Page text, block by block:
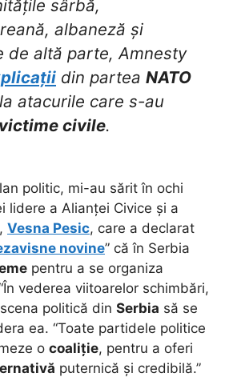
sârbă,
albaneză și
de altă parte, Amnesty
din partea NATO
atacurile care s-au
victime civile.
politic, mi-au sărit în ochi
lidere a Alianței Civice și a
Vesna Pesic, care a declarat
novine” că în Serbia
pentru a se organiza
vederea viitoarelor schimbări,
politică din Serbia să se
ea. “Toate partidele politice
o coaliție, pentru a oferi
puternică și credibilă.”